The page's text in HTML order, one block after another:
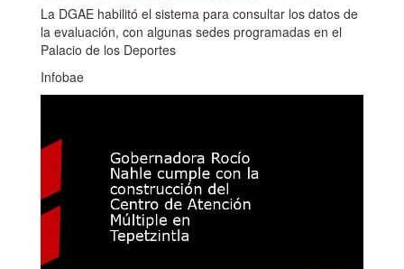
La DGAE habilitó el sistema para consultar los datos de
la evaluación, con algunas sedes programadas en el
Palacio de los Deportes
Infobae